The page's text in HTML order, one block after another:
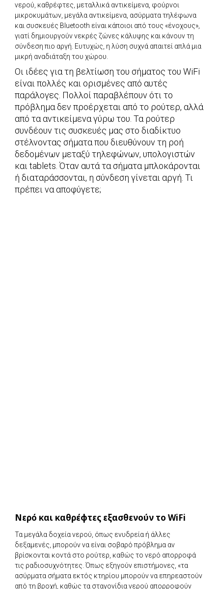
νερού, καθρέφτες, μεταλλικά αντικείμενα, φούρνοι
μικροκυμάτων, μεγάλα αντικείμενα, ασύρματα τηλέφωνα
και συσκευές Bluetooth είναι κάποιοι από τους «ένοχους»,
γιατί δημιουργούν νεκρές ζώνες κάλυψης και κάνουν τη
σύνδεση πιο αργή. Ευτυχώς, η λύση συχνά απαιτεί απλά μια
μικρή αναδιάταξη του χώρου.
Οι ιδέες για τη βελτίωση του σήματος του WiFi
είναι πολλές και ορισμένες από αυτές
παράλογες. Πολλοί παραβλέπουν ότι το
πρόβλημα δεν προέρχεται από το ρούτερ, αλλά
από τα αντικείμενα γύρω του. Τα ρούτερ
συνδέουν τις συσκευές μας στο διαδίκτυο
στέλνοντας σήματα που διευθύνουν τη ροή
δεδομένων μεταξύ τηλεφώνων, υπολογιστών
και tablets. Όταν αυτά τα σήματα μπλοκάρονται
ή διαταράσσονται, η σύνδεση γίνεται αργή. Τι
πρέπει να αποφύγετε;
Νερό και καθρέφτες εξασθενούν το WiFi
Τα μεγάλα δοχεία νερού, όπως ενυδρεία ή άλλες
δεξαμενές, μπορούν να είναι σοβαρό πρόβλημα αν
βρίσκονται κοντά στο ρούτερ, καθώς το νερό απορροφά
τις ραδιοσυχνότητες. Όπως εξηγούν επιστήμονες, «τα
ασύρματα σήματα εκτός κτηρίου μπορούν να επηρεαστούν
από τη βροχή, καθώς τα σταγονίδια νερού απορροφούν